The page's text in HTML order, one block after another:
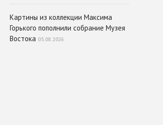
Картины из коллекции Максима
Горького пополнили собрание Музея
Востока 05.08.2026